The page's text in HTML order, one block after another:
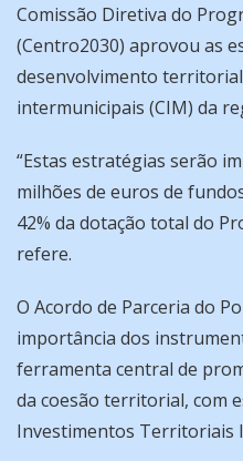
Comissão Diretiva do
(Centro2030) aprovou as
desenvolvimento
intermunicipais (CIM) da
“Estas estratégias serão
milhões de euros de
42% da dotação total do
refere.
O Acordo de Parceria do
importância dos
ferramenta central de
da coesão territorial, com
Investimentos Territoriais